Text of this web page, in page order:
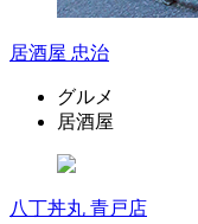
居酒屋 忠治
グルメ
居酒屋
八丁丼丸 青戸店